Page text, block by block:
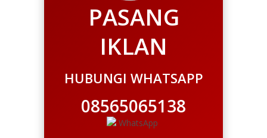
PASANG
IKLAN
HUBUNGI WHATSAPP
08565065138